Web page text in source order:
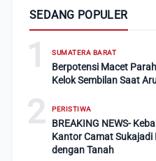
SEDANG POPULER
1 SUMATERA BARAT
Berpotensi Macet
Kelok Sembilan Saat
2 PERISTIWA
BREAKING NEWS-
Kantor Camat Sukajadi
dengan Tanah